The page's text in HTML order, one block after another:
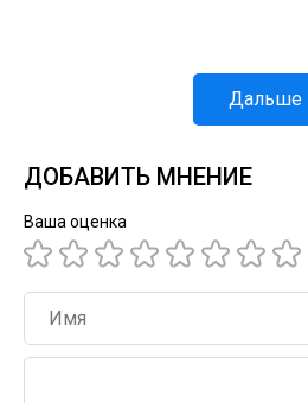
Дальше
ДОБАВИТЬ МНЕНИЕ
Ваша оценка